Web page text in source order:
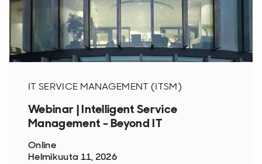
IT SERVICE MANAGEMENT (ITSM)
Webinar | Intelligent Service
Management - Beyond IT
Online
Helmikuuta 11, 2026